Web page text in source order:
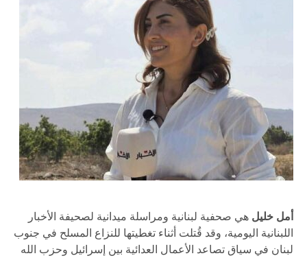
أمل خليل هي صحفية لبنانية ومراسلة ميدانية لصحيفة الأخبار
اللبنانية اليومية، وقد قُتلت أثناء تغطيتها للنزاع المسلح في جنوب
لبنان في سياق تصاعد الأعمال العدائية بين إسرائيل وحزب الله